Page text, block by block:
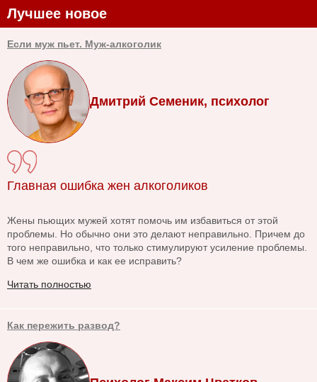
Лучшее новое
Если муж пьет. Муж-алкоголик
Дмитрий Семеник, психолог
Главная ошибка жен алкоголиков
Жены пьющих мужей хотят помочь им избавиться от этой
проблемы. Но обычно они это делают неправильно. Причем до
того неправильно, что только стимулируют усиление проблемы.
В чем же ошибка и как ее исправить?
Читать полностью
Как пережить развод?